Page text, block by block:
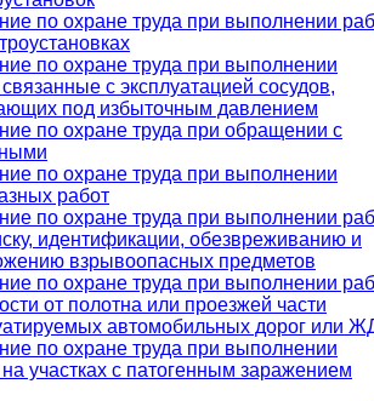
по охране труда при выполнении
по охране труда при выполнении
связанные с эксплуатацией сосудов,
под избыточным давлением
по охране труда при обращении с
по охране труда при выполнении
работ
по охране труда при выполнении
идентификации, обезвреживанию и
взрывоопасных предметов
по охране труда при выполнении
от полотна или проезжей части
автомобильных дорог или
по охране труда при выполнении
на участках с патогенным заражением